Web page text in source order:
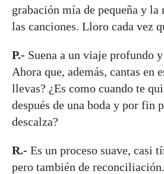
grabación mía de pequeña y la
las canciones. Lloro cada vez
P.- Suena a un viaje profundo
Ahora que, además, cantas en
llevas? ¿Es como cuando te
después de una boda y por fin
descalza?
R.- Es un proceso suave, casi
pero también de